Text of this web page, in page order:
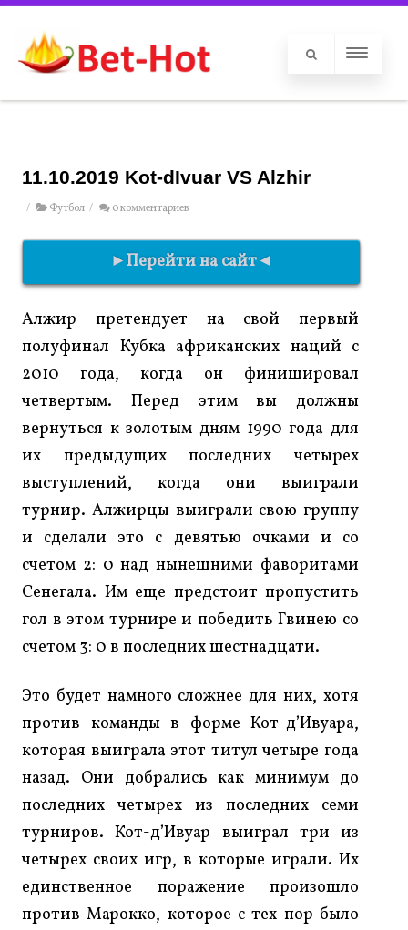
11.10.2019 Kot-dIvuar VS Alzhir
/ Футбол / 0 комментариев
►Перейти на сайт◄
Алжир претендует на свой первый
полуфинал Кубка африканских наций с
2010 года, когда он финишировал
четвертым. Перед этим вы должны
вернуться к золотым дням 1990 года для
их предыдущих последних четырех
выступлений, когда они выиграли
турнир. Алжирцы выиграли свою группу
и сделали это с девятью очками и со
счетом 2: 0 над нынешними фаворитами
Сенегала. Им еще предстоит пропустить
гол в этом турнире и победить Гвинею со
счетом 3: 0 в последних шестнадцати.
Это будет намного сложнее для них, хотя
против команды в форме Кот-д’Ивуара,
которая выиграла этот титул четыре года
назад. Они добрались как минимум до
последних четырех из последних семи
турниров. Кот-д’Ивуар выиграл три из
четырех своих игр, в которые играли. Их
единственное поражение произошло
против Марокко, которое с тех пор было